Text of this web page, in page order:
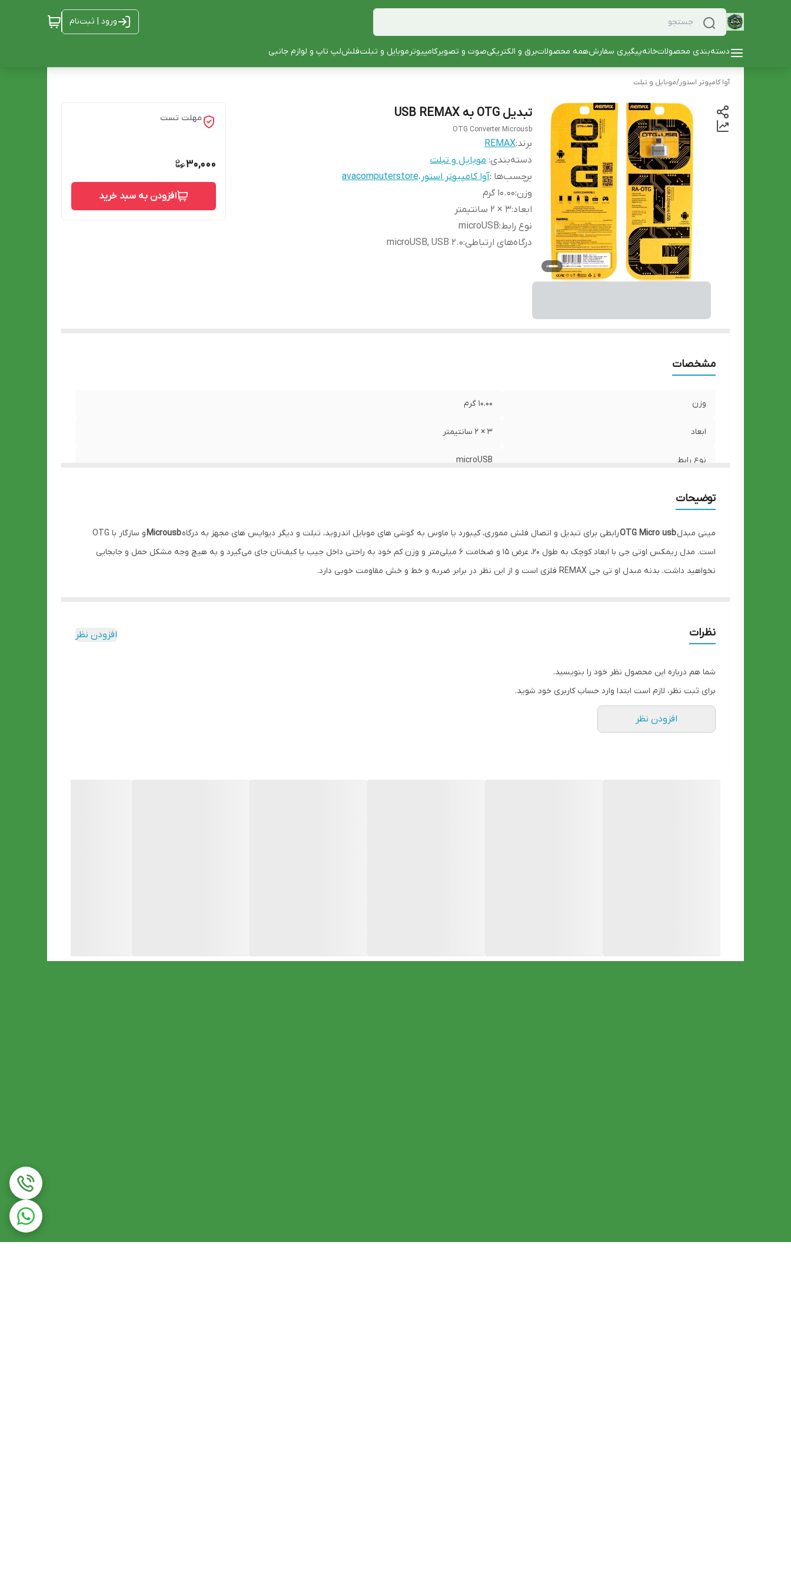
ورود | ثبت‌نام
دسته‌بندی محصولاتخانهپیگیری سفارشهمه محصولاتبرق و الکتریکیصوت و تصویرکامپیوترموبایل و تبلتفلشلپ تاپ و لوازم جانبی
آوا کامپوتر استور/موبایل و تبلت
تبدیل OTG به USB REMAX
OTG Converter Microusb
برند:REMAX
دسته‌بندی: موبایل و تبلت
برچسب‌ها :آوا کامپیوتر استور ،avacomputerstore
وزن:10.00 گرم
ابعاد:3 × 2 سانتیمتر
نوع رابط:
microUSB
درگاه‌های ارتباطی:microUSB, USB ۲.۰
مهلت تست
30,000
افزودن به سبد خرید
مشخصات
وزن 10.00 گرم
ابعاد 3 × 2 سانتیمتر
نوع رابط microUSB
توضیحات
مینی مبدلOTG Micro usbرابطی برای تبدیل و اتصال فلش مموری، کیبورد یا ماوس به گوشی‌ های موبایل اندروید، تبلت و دیگر دیوایس های مجهز به درگاهMicrousb
و سازگار با OTG
است. مدل ریمکس اوتی جی با ابعاد کوچک به طول 20، عرض 15 و ضخامت 6 میلی‌متر و وزن کم خود به راحتی داخل جیب یا کیف‌تان جای می‌گیرد و به هیچ وجه مشکل حمل و جابجایی
نخواهید داشت. بدنه‌ مبدل او تی جی REMAX فلزی است و از این نظر در برابر ضربه و خط‌ و خش مقاومت خوبی دارد.
– دارای جک دراز که موجب می شود هنگام استفاده از آن نیازی به در آوردن کاور گوشی نباشد.
– قابل استفاده برای گوشی های موبایل سامسونگ، هواوی ، شیائومی اندروید و محصولات دیجیتال دیگر مانند دوربین ، کامپیوتر و غیره که از درگاه یو اس بی تایپ سی پشتیبانی می کنند.
نظرات افزودن نظر
شما هم درباره این محصول نظر خود را بنویسید.
برای ثبت نظر، لازم است ابتدا وارد حساب کاربری خود شوید.
افزودن نظر